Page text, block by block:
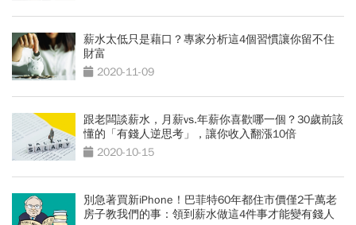
薪水太低只是藉口？專家分析這4個習慣讓你留不住
財富
2020-11-09
跟老闆談薪水，月薪vs.年薪你喜歡哪一個？30歲前該
懂的「有錢人逆思考」，讓你收入翻漲10倍
2020-10-15
別急著買新iPhone！巴菲特60年都住市價僅2千萬老
房子教我們的事：領到薪水做這4件事才能變有錢人